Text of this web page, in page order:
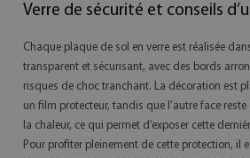
Verre de sécurité et conseils
Chaque plaque de sol en verre est réalisée
transparent et sécurisant, avec des bords
risques de choc tranchant. La décoration est
un film protecteur, tandis que l’autre face reste
la chaleur, ce qui permet d’exposer cette
Pour profiter pleinement de cette protection, il